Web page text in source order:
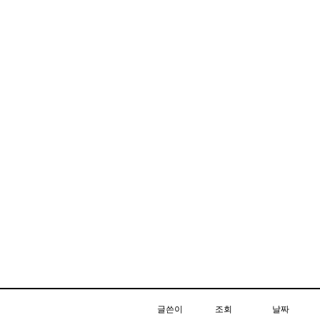
글쓴이 조회 날짜